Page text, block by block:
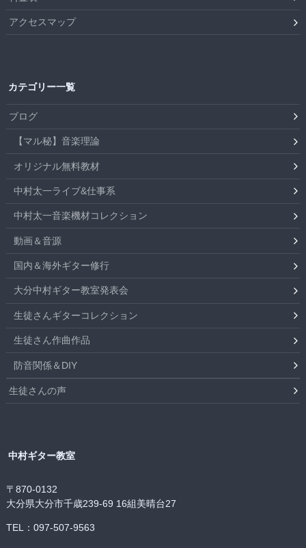
アクセスマップ
カテゴリー一覧
ブログ
【マル秘】音楽理論
オリジナル無料教材
中村太一ライブ&仕事系
中村太一音楽機材コレクション
動画＆音源
国内＆海外ギター修行
大分中村ギター教室発表会
生徒さんギターコレクション
生徒さん作曲作品
防音関係＆DIY
生徒さんの声
中村ギター教室
〒870-0132
大分県大分市千歳239-69 16組美晴台27
TEL：097-507-9563